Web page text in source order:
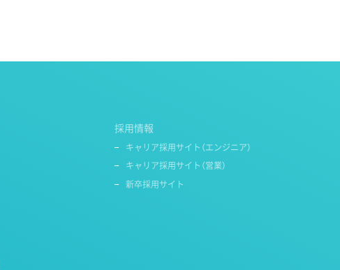
採用情報
キャリア採用サイト（エンジニア）
キャリア採用サイト（営業）
新卒採用サイト